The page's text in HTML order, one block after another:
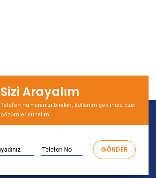
Sizi Arayalım
Telefon numaranızı bırakın, kullanım şeklinize özel
çözümler sunalım!